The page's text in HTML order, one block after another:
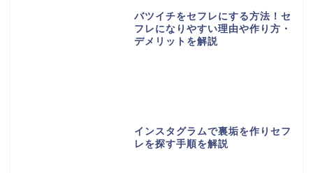
バツイチをセフレにする方法！セ
フレになりやすい理由や作り方・
デメリットを解説
インスタグラムで裏垢を作りセフ
レを探す手順を解説